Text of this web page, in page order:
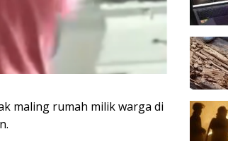
maling rumah milik warga di